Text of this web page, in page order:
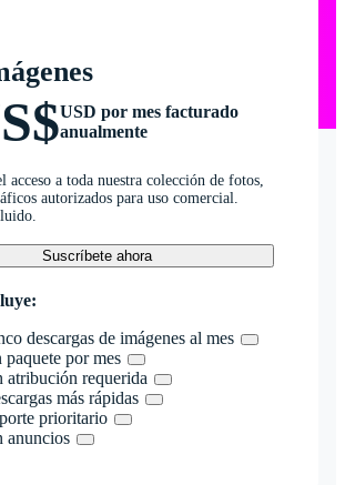
USD por mes facturado
anualmente
acceso a toda nuestra colección de fotos,
autorizados para uso comercial.
Suscríbete ahora
descargas de imágenes al mes
paquete por mes
atribución requerida
más rápidas
prioritario
anuncios